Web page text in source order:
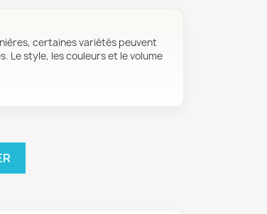
certaines variétés peuvent
Le style, les couleurs et le volume